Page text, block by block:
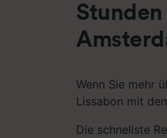
Wenn Sie mehr
Lissabon mit
Die schnellste